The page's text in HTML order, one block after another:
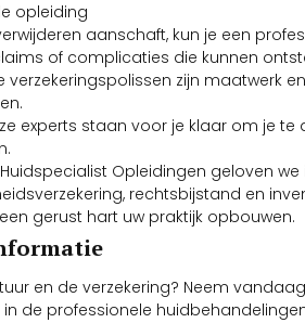
opleiding
aanschaft, kun je een
of complicaties die kunnen
verzekeringspolissen zijn maatwerk
experts staan voor je klaar om je
Opleidingen geloven
rechtsbijstand en
gerust hart uw praktijk opbouwen.
en de verzekering? Neem
de professionele